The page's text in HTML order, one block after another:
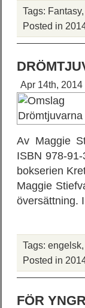
Tags: Fantasy,
Posted in
Apr 14th, 2014
Av Maggie
ISBN 978-
bokserien
Maggie
översättning.
Tags: engelsk
Posted in
FÖR